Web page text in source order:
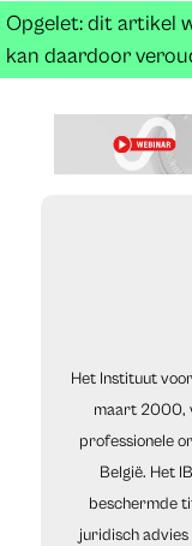
Opgelet: dit artikel
kan daardoor
Het Instituut
maart 2000,
professionele
België. Het
beschermde
juridisch